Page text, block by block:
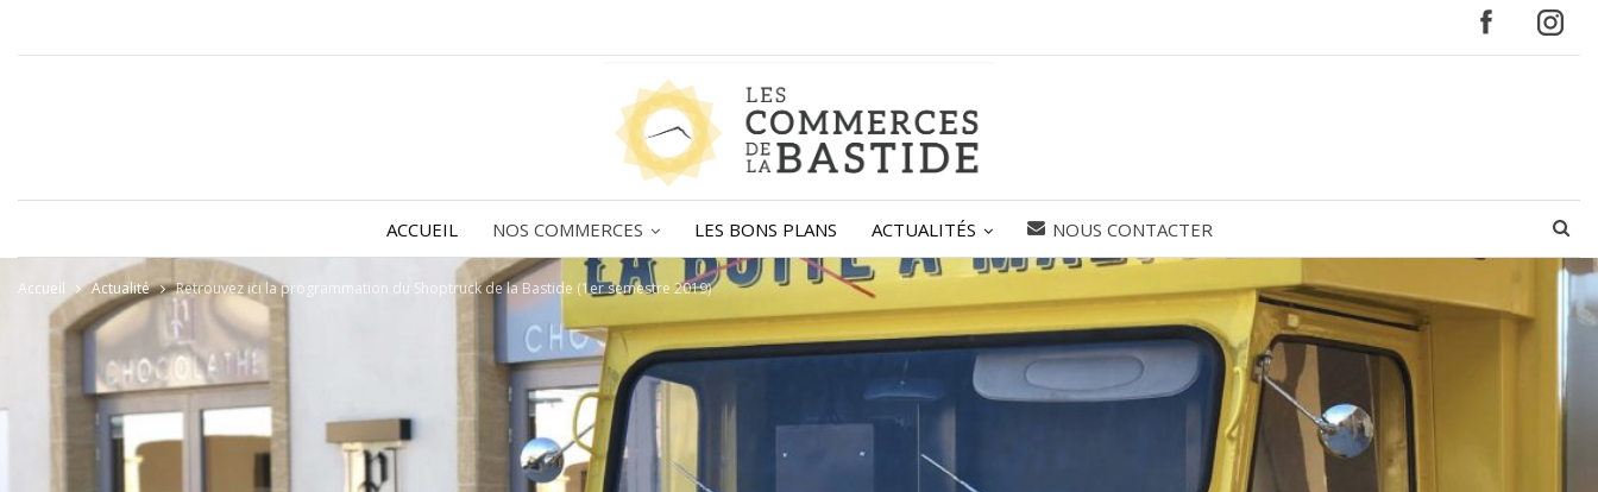
ACCUEIL NOS COMMERCES LES BONS PLANS ACTUALITÉS NOUS CONTACTER
Accueil Actualité Retrouvez ici la programmation du Shoptruck de la Bastide (1er semestre 2019)